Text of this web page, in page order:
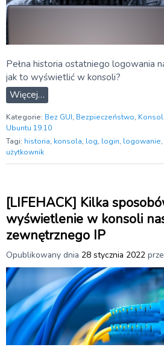
Pełna historia ostatniego logowania
jak to wyświetlić w konsoli?
Więcej…
Kategorie: Bez GUI, Bezpieczeństwo,
Ubuntu 19.10
Tagi: historia, konsola, log, login, logowanie,
użytkownik
[LIFEHACK] Kilka
wyświetlenie w konsoli
zewnętrznego IP
Opublikowany dnia 28 stycznia 2022